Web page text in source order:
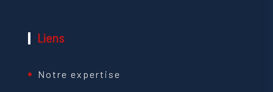
Liens
Notre expertise